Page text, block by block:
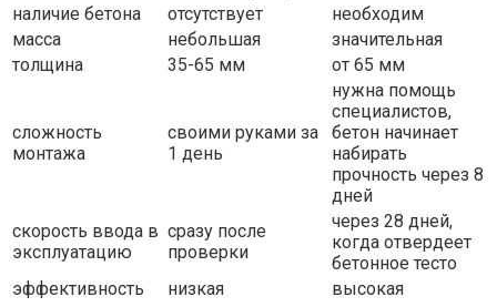
наличие бетона
отсутствует
необходим
масса
небольшая
значительная
толщина
35-65 мм от 65 мм
сложность
монтажа
своими руками за
1 день
нужна помощь
специалистов,
бетон начинает
набирать
прочность через 8
дней
скорость ввода в
эксплуатацию
сразу после
проверки
через 28 дней,
когда отвердеет
бетонное тесто
эффективность
низкая высокая